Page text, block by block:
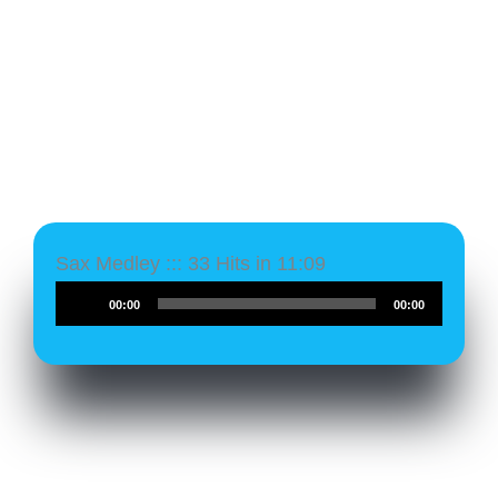
Sax Medley ::: 33 Hits in 11:09
Audio-00:00 00:00